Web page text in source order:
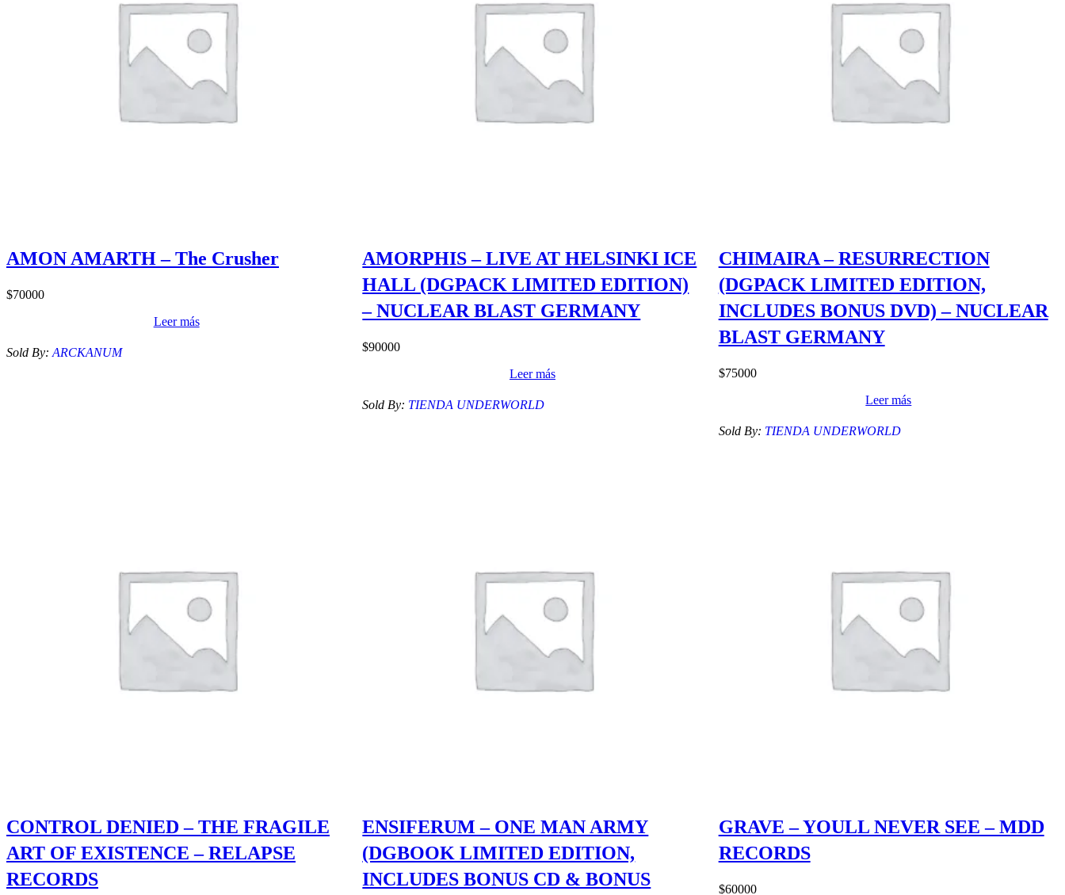
AMON AMARTH – The Crusher
$70000
Leer más
Sold By: ARCKANUM
AMORPHIS – LIVE AT HELSINKI ICE
HALL (DGPACK LIMITED EDITION)
– NUCLEAR BLAST GERMANY
$90000
Leer más
Sold By: TIENDA UNDERWORLD
CHIMAIRA – RESURRECTION
(DGPACK LIMITED EDITION,
INCLUDES BONUS DVD) – NUCLEAR
BLAST GERMANY
$75000
Leer más
Sold By: TIENDA UNDERWORLD
CONTROL DENIED – THE FRAGILE
ART OF EXISTENCE – RELAPSE
RECORDS
ENSIFERUM – ONE MAN ARMY
(DGBOOK LIMITED EDITION,
INCLUDES BONUS CD & BONUS
GRAVE – YOULL NEVER SEE – MDD
RECORDS
$60000